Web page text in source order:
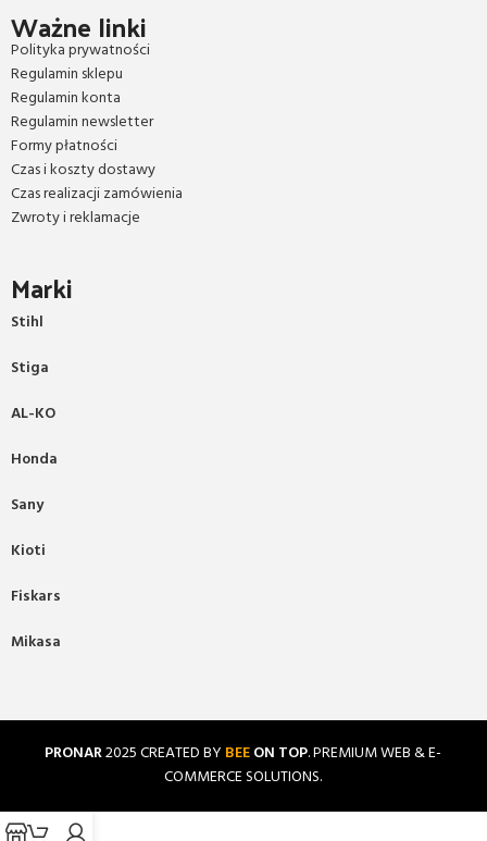
Ważne linki
Polityka prywatności
Regulamin sklepu
Regulamin konta
Regulamin newsletter
Formy płatności
Czas i koszty dostawy
Czas realizacji zamówienia
Zwroty i reklamacje
Marki
Stihl
Stiga
AL-KO
Honda
Sany
Kioti
Fiskars
Mikasa
PRONAR2025 CREATED BY BEEON TOP. PREMIUM WEB & E-
COMMERCE SOLUTIONS.